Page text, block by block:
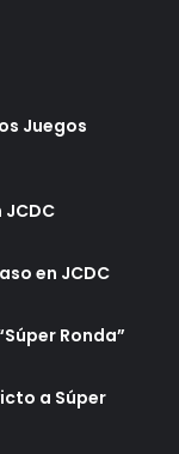
Juegos
en JCDC
Ronda”
a Súper